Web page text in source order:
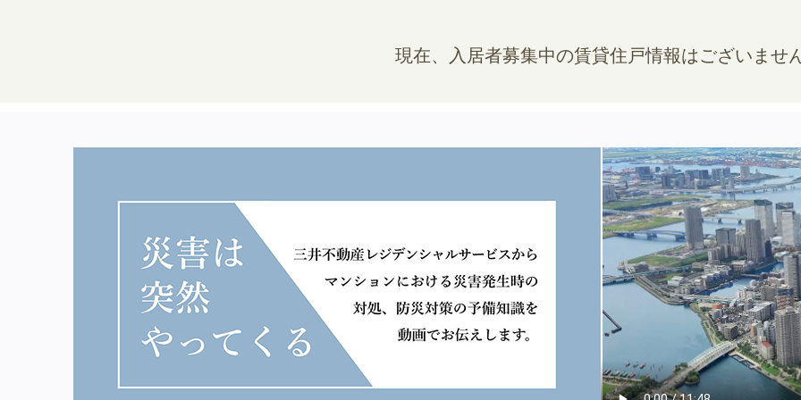
現在、入居者募集中の賃貸住戸情報はございませ